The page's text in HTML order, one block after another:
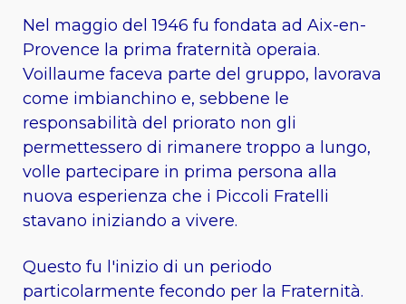
Nel maggio del 1946 fu fondata ad Aix-en-
Provence la prima fraternità operaia.
Voillaume faceva parte del gruppo, lavorava
come imbianchino e, sebbene le
responsabilità del priorato non gli
permettessero di rimanere troppo a lungo,
volle partecipare in prima persona alla
nuova esperienza che i Piccoli Fratelli
stavano iniziando a vivere.
Questo fu l'inizio di un periodo
particolarmente fecondo per la Fraternità.